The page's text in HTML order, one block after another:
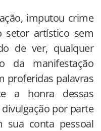
imputou crime
setor artístico sem
de ver, qualquer
da manifestação
proferidas palavras
a honra dessas
por parte
sua conta pessoal